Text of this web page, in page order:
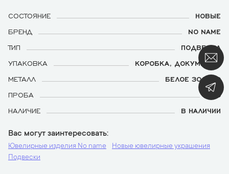
СОСТОЯНИЕ
НОВЫЕ
БРЕНД
NO NAME
ТИП
ПОДВЕСКА
УПАКОВКА
КОРОБКА, ДОКУМЕНТЫ
МЕТАЛЛ
БЕЛОЕ ЗОЛОТО
ПРОБА
750
НАЛИЧИЕ
В НАЛИЧИИ
Вас могут заинтересовать
Ювелирные изделия No name
Новые ювелирные украшения
Подвески